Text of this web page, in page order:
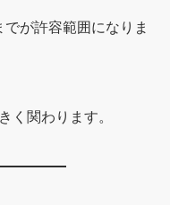
が許容範囲になりま
く関わります。